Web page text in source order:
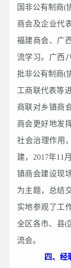
国非公有制商(
商会及企业代
福建商会、广
流学习。广西
批非公有制商(
工商联代表等
商联对乡镇商
商会更好地发
社会治理作用
建，2017年11
镇商会建设现
为主题，总结
实地参观了工
全区各市、县(
流会。
四、经联